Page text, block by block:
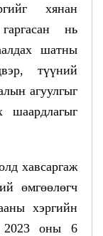
хянан
нь
шатны
түүний
агуулгыг
шаардлагыг
хавсаргаж
өмгөөлөгч
хэргийн
2023 оны 6